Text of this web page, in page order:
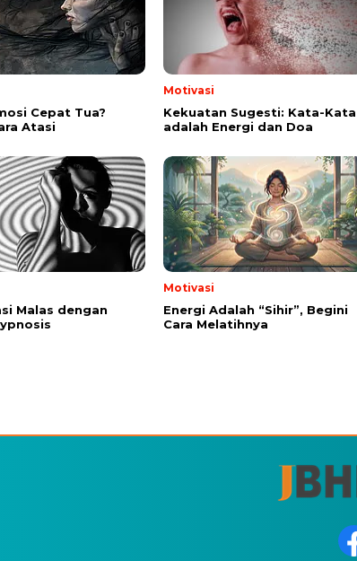
Cepat Tua?
Atasi
Motivasi
Kekuatan Sugesti: Kata-Kata
adalah Energi dan Doa
Malas dengan
Motivasi
Energi Adalah “Sihir”, Begini
Cara Melatihnya